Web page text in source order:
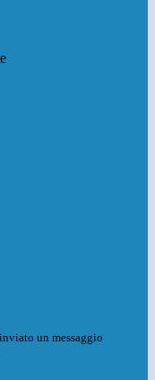
un messaggio